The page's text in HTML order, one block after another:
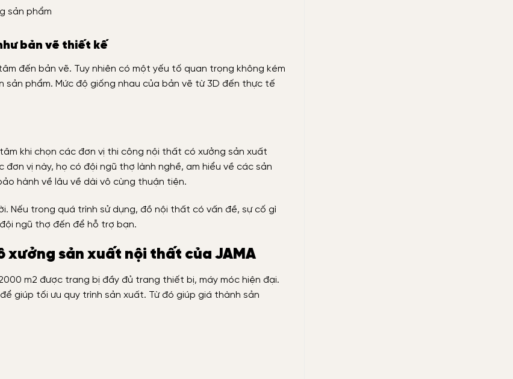
sản phẩm
bản vẽ thiết kế
đến bản vẽ. Tuy nhiên có một yếu tố quan trọng không kém
phẩm. Mức độ giống nhau của bản vẽ từ 3D đến thực tế
khi chọn các đơn vị thi công nội thất có xưởng sản xuất
vị này, họ có đội ngũ thợ lành nghề, am hiểu về các sản
hành về lâu về dài vô cùng thuận tiện.
Nếu trong quá trình sử dụng, đồ nội thất có vấn đề, sự cố gì
ngũ thợ đến để hỗ trợ bạn.
xưởng sản xuất nội thất của JAMA
m2 được trang bị đầy đủ trang thiết bị, máy móc hiện đại.
giúp tối ưu quy trình sản xuất. Từ đó giúp giá thành sản